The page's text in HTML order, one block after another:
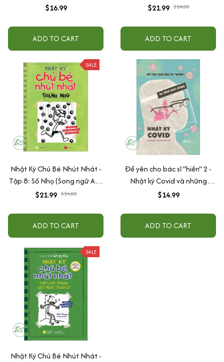
(Luật của Rodrick)
$16.99
ADD TO CART
Anh Việt)
$21.99 $24.00
ADD TO CART
SALE
Nhật Ký Chú Bé Nhút Nhát -
Tập 8: Số Nhọ (Song ngữ Anh
Việt)
$21.99 $24.00
ADD TO CART
Để yên cho bác sĩ "hiền" 2 -
Nhật ký Covid và những
chuyện chưa kể
$14.99
ADD TO CART
SALE
Nhật Ký Chú Bé Nhút Nhát -